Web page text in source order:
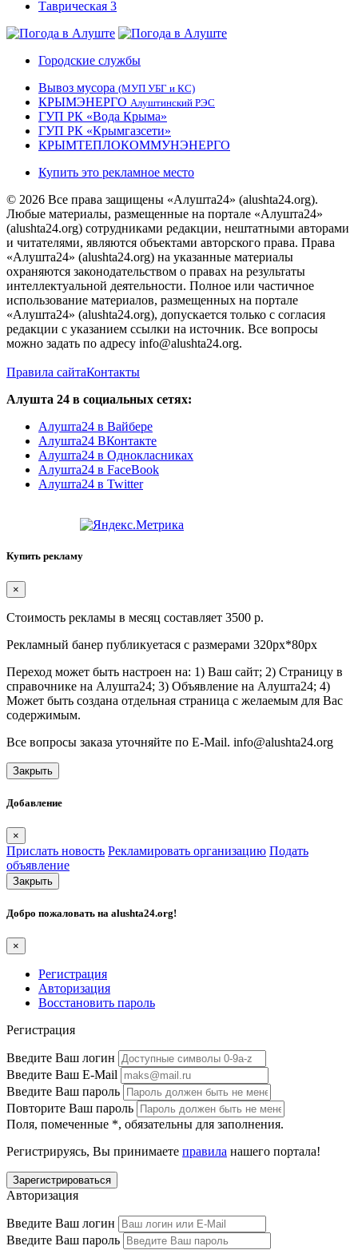
Городские службы
Вывоз мусора (МУП УБГ и КС)
КРЫМЭНЕРГО Алуштинский РЭС
ГУП РК «Вода Крыма»
ГУП РК «Крымгазсети»
КРЫМТЕПЛОКОММУНЭНЕРГО
Купить это рекламное место
© 2026 Все права защищены «Алушта24» (alushta24.org).
Любые материалы, размещенные на портале «Алушта24»
(alushta24.org) сотрудниками редакции, нештатными авторами
и читателями, являются объектами авторского права. Права
«Алушта24» (alushta24.org) на указанные материалы
охраняются законодательством о правах на результаты
интеллектуальной деятельности. Полное или частичное
использование материалов, размещенных на портале
«Алушта24» (alushta24.org), допускается только с согласия
редакции с указанием ссылки на источник. Все вопросы
можно задать по адресу info@alushta24.org.
Правила сайтаКонтакты
Алушта 24 в социальных сетях:
Алушта24 в Вайбере
Алушта24 ВКонтакте
Алушта24 в Однокласниках
Алушта24 в FaceBook
Алушта24 в Twitter
Купить рекламу
×
Стоимость рекламы в месяц составляет 3500 р.
Рекламный банер публикуетася с размерами 320px*80px
Переход может быть настроен на: 1) Ваш сайт; 2) Страницу в
справочнике на Алушта24; 3) Объявление на Алушта24; 4)
Может быть создана отдельная страница с желаемым для Вас
содержимым.
Все вопросы заказа уточняйте по E-Mail. info@alushta24.org
Закрыть
Добавление
×
Прислать новость Рекламировать организацию Подать
объявление
Закрыть
Добро пожаловать на alushta24.org!
×
Регистрация
Авторизация
Восстановить пароль
Регистрация
Введите Ваш логин
Введите Ваш E-Mail
Введите Ваш пароль
Повторите Ваш пароль
Поля, помеченные *, обязательны для заполнения.
Регистрируясь, Вы принимаете правила нашего портала!
Авторизация
Введите Ваш логин
Введите Ваш пароль